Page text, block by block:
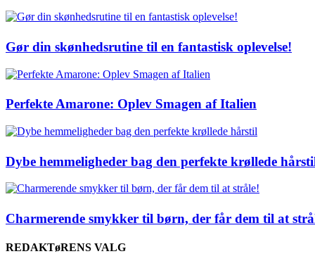
Gør din skønhedsrutine til en fantastisk oplevelse!
Perfekte Amarone: Oplev Smagen af Italien
Dybe hemmeligheder bag den perfekte krøllede
Charmerende smykker til børn, der får dem til at
REDAKTøRENS VALG